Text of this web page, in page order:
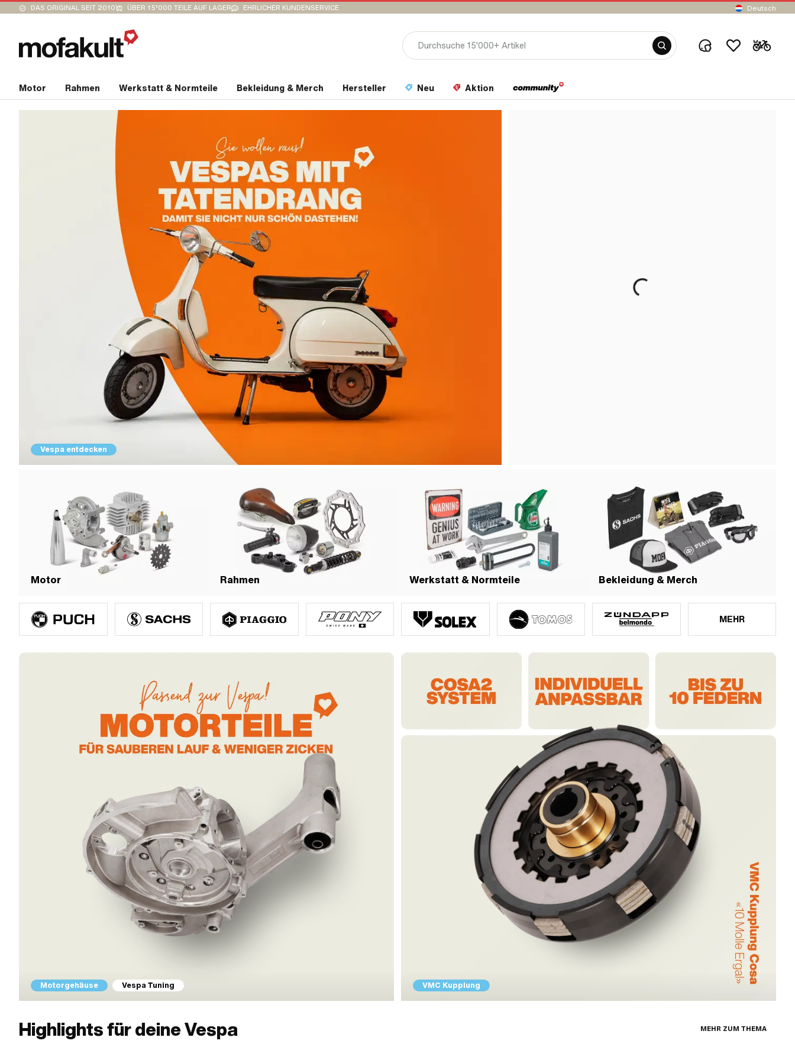
DAS ORIGINAL SEIT 2010 ÜBER 15’000 TEILE AUF LAGER EHRLICHER KUNDENSERVICE Deutsch
Motor Rahmen Werkstatt & Normteile Bekleidung & Merch Hersteller Neu Aktion
Vespa entdecken
Motor Rahmen Werkstatt & Normteile Bekleidung & Merch
MEHR
Motorgehäuse Vespa Tuning VMC Kupplung
Highlights für deine Vespa MEHR ZUM THEMA